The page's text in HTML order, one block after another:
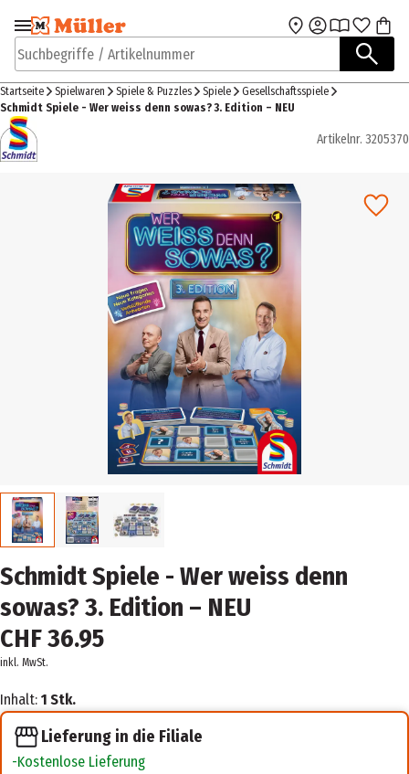
Zur Navigation
springen
Zum Hauptinhalt
Suchbegriffe / Artikelnummer
Startseite Spielwaren Spiele & Puzzles Spiele
Gesellschaftsspiele
Schmidt Spiele - Wer weiss denn sowas? 3. Edition – NEU
Artikelnr. 3205370
Schmidt Spiele - Wer weiss denn
sowas? 3. Edition – NEU
CHF 36.95
inkl. MwSt.
Inhalt: 1 Stk.
Lieferung in die Filiale
Kostenlose Lieferung